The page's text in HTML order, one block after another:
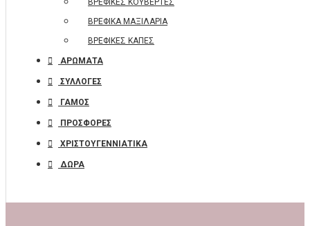
ΒΡΕΦΙΚΑ ΜΑΞΙΛΑΡΙΑ
ΒΡΕΦΙΚΕΣ ΚΑΠΕΣ
ΑΡΩΜΑΤΑ
ΣΥΛΛΟΓΕΣ
ΓΑΜΟΣ
ΠΡΟΣΦΟΡΕΣ
ΧΡΙΣΤΟΥΓΕΝΝΙΑΤΙΚΑ
ΔΩΡΑ